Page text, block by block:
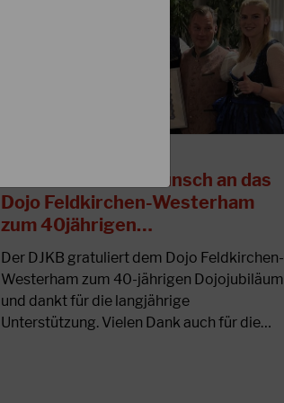
Herzlichen Glückwunsch an das
Dojo Feldkirchen-Westerham
zum 40jährigen…
Der DJKB gratuliert dem Dojo Feldkirchen-
Westerham zum 40-jährigen Dojojubiläum
und dankt für die langjährige
Unterstützung. Vielen Dank auch für die…